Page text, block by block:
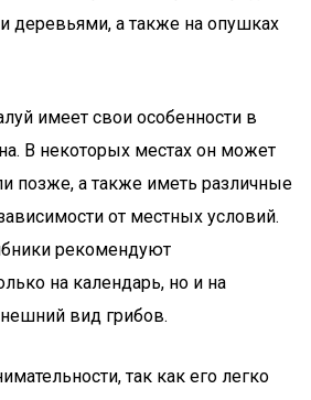
а также на опушках
имеет свои особенности в
В некоторых местах он может
позже, а также иметь различные
от местных условий.
рекомендуют
на календарь, но и на
вид грибов.
так как его легко